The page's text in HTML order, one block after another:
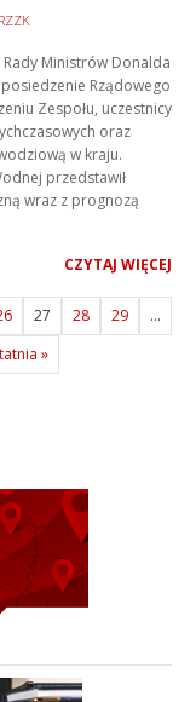
RZZK
Ministrów Donalda
Rządowego
Zespołu, uczestnicy
oraz
w kraju.
przedstawił
wraz z prognozą
CZYTAJ WIĘCEJ
27 28 29
...
»